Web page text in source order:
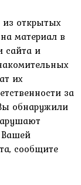
открытых
материал в
сайта и
их
за
обнаружили
Вашей
сообщите